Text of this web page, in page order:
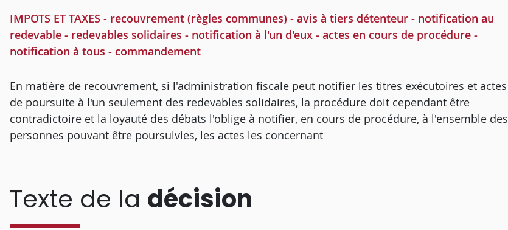
IMPOTS ET TAXES - recouvrement (règles communes) - avis à tiers détenteur - notification au
redevable - redevables solidaires - notification à l'un d'eux - actes en cours de procédure -
notification à tous - commandement
En matière de recouvrement, si l'administration fiscale peut notifier les titres exécutoires et actes
de poursuite à l'un seulement des redevables solidaires, la procédure doit cependant être
contradictoire et la loyauté des débats l'oblige à notifier, en cours de procédure, à l'ensemble des
personnes pouvant être poursuivies, les actes les concernant
Texte de la décision